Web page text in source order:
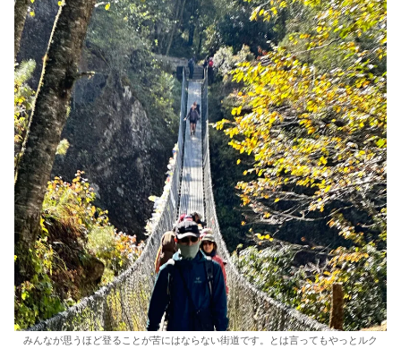
みんなが思うほど登ることが苦にはならない街道です。とは言ってもやっとルク